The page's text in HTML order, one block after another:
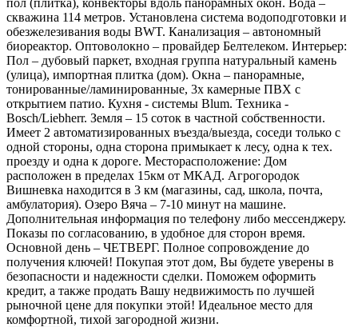
пол (плитка), конвекторы вдоль панорамных окон. Вода –
скважина 114 метров. Установлена система водоподготовки и
обезжелезивания воды BWT. Канализация – автономный
биореактор. Оптоволокно – провайдер Белтелеком. Интерьер:
Пол – дубовый паркет, входная группа натуральный камень
(улица), импортная плитка (дом). Окна – панорамные,
тонированные/ламинированные, 3х камерные ПВХ с
открытием патио. Кухня - системы Blum. Техника -
Bosch/Liebherr. Земля – 15 соток в частной собственности.
Имеет 2 автоматизированных въезда/выезда, соседи только с
одной стороны, одна сторона примыкает к лесу, одна к тех.
проезду и одна к дороге. Месторасположение: Дом
расположен в пределах 15км от МКАД. Агрогородок
Вишневка находится в 3 км (магазины, сад, школа, почта,
амбулатория). Озеро Вяча – 7-10 минут на машине.
Дополнительная информация по телефону либо мессенджеру.
Показы по согласованию, в удобное для сторон время.
Основной день – ЧЕТВЕРГ. Полное сопровождение до
получения ключей! Покупая этот дом, Вы будете уверены в
безопасности и надежности сделки. Поможем оформить
кредит, а также продать Вашу недвижимость по лучшей
рыночной цене для покупки этой! Идеальное место для
комфортной, тихой загородной жизни.